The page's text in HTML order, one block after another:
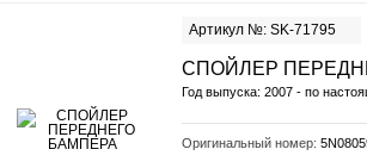
Артикул №: SK-71795
СПОЙЛЕР
Год выпуска: 2007 - по
Оригинальный номер: